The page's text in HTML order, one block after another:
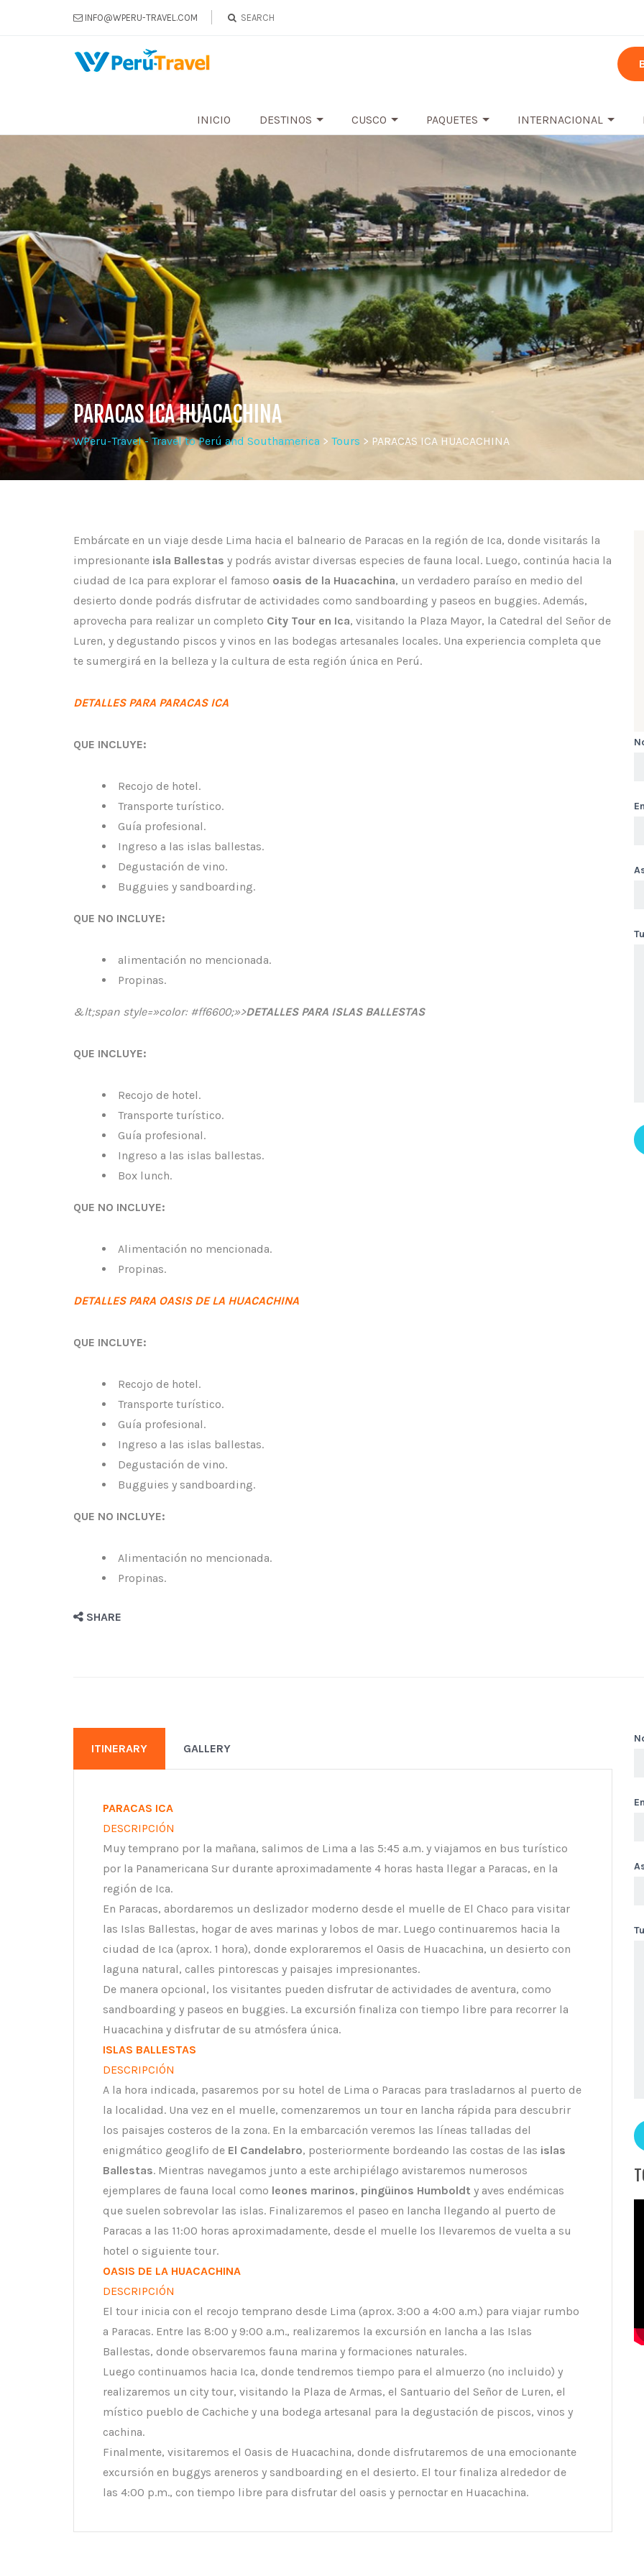
INFO@WPERU-TRAVEL.COM
INICIO DESTINOS CUSCO PAQUETES INTERNACIONAL
PARACAS ICA HUACACHINA
WPeru-Travel - Travel to Perú and Southamerica > Tours > PARACAS ICA HUACACHINA
Embárcate en un viaje desde Lima hacia el balneario de Paracas en la región de Ica, donde visitarás la
impresionante isla Ballestas y podrás avistar diversas especies de fauna local. Luego, continúa hacia la
ciudad de Ica para explorar el famoso oasis de la Huacachina, un verdadero paraíso en medio del
desierto donde podrás disfrutar de actividades como sandboarding y paseos en buggies. Además,
aprovecha para realizar un completo City Tour en Ica, visitando la Plaza Mayor, la Catedral del Señor de
Luren, y degustando piscos y vinos en las bodegas artesanales locales. Una experiencia completa que
te sumergirá en la belleza y la cultura de esta región única en Perú.
DETALLES PARA PARACAS ICA
QUE INCLUYE:
Recojo de hotel.
Transporte turístico.
Guía profesional.
Ingreso a las islas ballestas.
Degustación de vino.
Bugguies y sandboarding.
QUE NO INCLUYE:
alimentación no mencionada.
Propinas.
&lt;span style=»color: #ff6600;»>DETALLES PARA ISLAS BALLESTAS
QUE INCLUYE:
Recojo de hotel.
Transporte turístico.
Guía profesional.
Ingreso a las islas ballestas.
Box lunch.
QUE NO INCLUYE:
Alimentación no mencionada.
Propinas.
DETALLES PARA OASIS DE LA HUACACHINA
QUE INCLUYE:
Recojo de hotel.
Transporte turístico.
Guía profesional.
Ingreso a las islas ballestas.
Degustación de vino.
Bugguies y sandboarding.
QUE NO INCLUYE:
Alimentación no mencionada.
Propinas.
SHARE
ITINERARY GALLERY
PARACAS ICA
DESCRIPCIÓN
Muy temprano por la mañana, salimos de Lima a las 5:45 a.m. y viajamos en bus turístico
por la Panamericana Sur durante aproximadamente 4 horas hasta llegar a Paracas, en la
región de Ica.
En Paracas, abordaremos un deslizador moderno desde el muelle de El Chaco para visitar
las Islas Ballestas, hogar de aves marinas y lobos de mar. Luego continuaremos hacia la
ciudad de Ica (aprox. 1 hora), donde exploraremos el Oasis de Huacachina, un desierto con
laguna natural, calles pintorescas y paisajes impresionantes.
De manera opcional, los visitantes pueden disfrutar de actividades de aventura, como
sandboarding y paseos en buggies. La excursión finaliza con tiempo libre para recorrer la
Huacachina y disfrutar de su atmósfera única.
ISLAS BALLESTAS
DESCRIPCIÓN
A la hora indicada, pasaremos por su hotel de Lima o Paracas para trasladarnos al puerto de
la localidad. Una vez en el muelle, comenzaremos un tour en lancha rápida para descubrir
los paisajes costeros de la zona. En la embarcación veremos las líneas talladas del
enigmático geoglifo de El Candelabro, posteriormente bordeando las costas de las islas
Ballestas. Mientras navegamos junto a este archipiélago avistaremos numerosos
ejemplares de fauna local como leones marinos, pingüinos Humboldt y aves endémicas
que suelen sobrevolar las islas. Finalizaremos el paseo en lancha llegando al puerto de
Paracas a las 11:00 horas aproximadamente, desde el muelle los llevaremos de vuelta a su
hotel o siguiente tour.
OASIS DE LA HUACACHINA
DESCRIPCIÓN
El tour inicia con el recojo temprano desde Lima (aprox. 3:00 a 4:00 a.m.) para viajar rumbo
a Paracas. Entre las 8:00 y 9:00 a.m., realizaremos la excursión en lancha a las Islas
Ballestas, donde observaremos fauna marina y formaciones naturales.
Luego continuamos hacia Ica, donde tendremos tiempo para el almuerzo (no incluido) y
realizaremos un city tour, visitando la Plaza de Armas, el Santuario del Señor de Luren, el
místico pueblo de Cachiche y una bodega artesanal para la degustación de piscos, vinos y
cachina.
Finalmente, visitaremos el Oasis de Huacachina, donde disfrutaremos de una emocionante
excursión en buggys areneros y sandboarding en el desierto. El tour finaliza alrededor de
las 4:00 p.m., con tiempo libre para disfrutar del oasis y pernoctar en Huacachina.